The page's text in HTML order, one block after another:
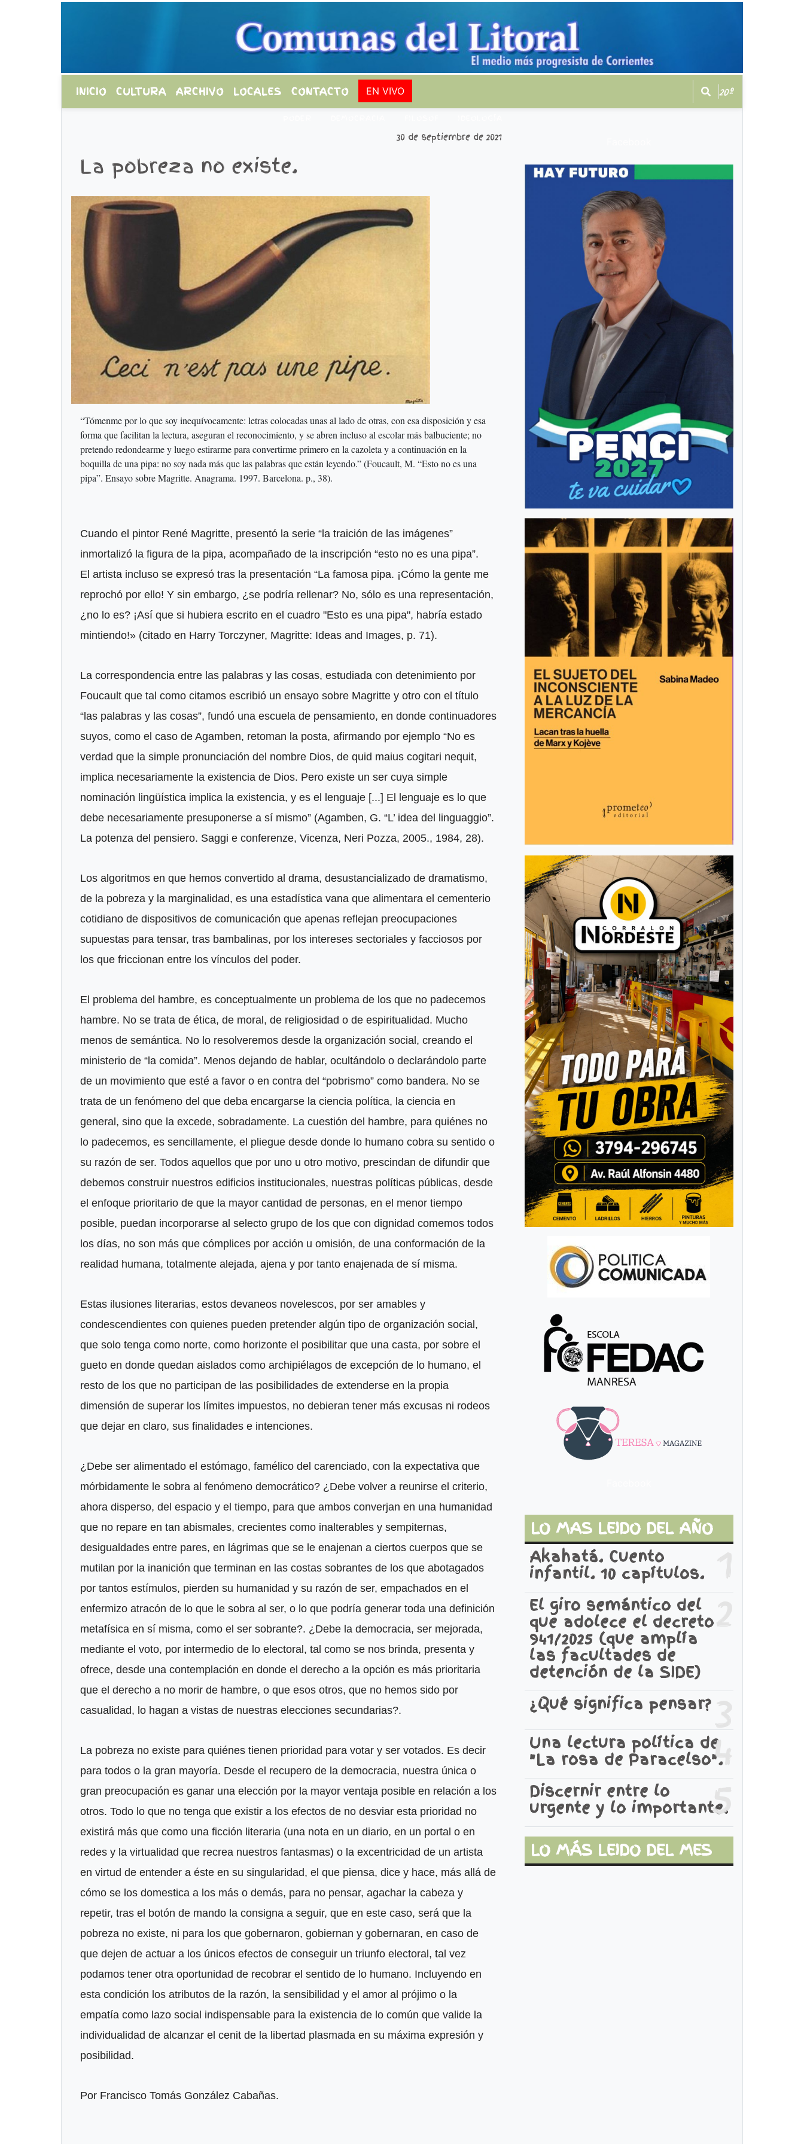
INICIO CULTURA ARCHIVO LOCALES CONTACTO EN VIVO 20º
30 de septiembre de 2021
La pobreza no existe.
“Tómenme por lo que soy inequívocamente: letras colocadas unas al lado de otras, con esa disposición y esa
forma que facilitan la lectura, aseguran el reconocimiento, y se abren incluso al escolar más balbuciente; no
pretendo redondearme y luego estirarme para convertirme primero en la cazoleta y a continuación en la
boquilla de una pipa: no soy nada más que las palabras que están leyendo.” (Foucault, M. “Esto no es una
pipa”. Ensayo sobre Magritte. Anagrama. 1997. Barcelona. p., 38).
Cuando el pintor René Magritte, presentó la serie “la traición de las imágenes”
inmortalizó la figura de la pipa, acompañado de la inscripción “esto no es una pipa”.
El artista incluso se expresó tras la presentación “La famosa pipa. ¡Cómo la gente me
reprochó por ello! Y sin embargo, ¿se podría rellenar? No, sólo es una representación,
¿no lo es? ¡Así que si hubiera escrito en el cuadro "Esto es una pipa", habría estado
mintiendo!» (citado en Harry Torczyner, Magritte: Ideas and Images, p. 71).
La correspondencia entre las palabras y las cosas, estudiada con detenimiento por
Foucault que tal como citamos escribió un ensayo sobre Magritte y otro con el título
“las palabras y las cosas”, fundó una escuela de pensamiento, en donde continuadores
suyos, como el caso de Agamben, retoman la posta, afirmando por ejemplo “No es
verdad que la simple pronunciación del nombre Dios, de quid maius cogitari nequit,
implica necesariamente la existencia de Dios. Pero existe un ser cuya simple
nominación lingüística implica la existencia, y es el lenguaje [...] El lenguaje es lo que
debe necesariamente presuponerse a sí mismo” (Agamben, G. “L’ idea del linguaggio”.
La potenza del pensiero. Saggi e conferenze, Vicenza, Neri Pozza, 2005., 1984, 28).
Los algoritmos en que hemos convertido al drama, desustancializado de dramatismo,
de la pobreza y la marginalidad, es una estadística vana que alimentara el cementerio
cotidiano de dispositivos de comunicación que apenas reflejan preocupaciones
supuestas para tensar, tras bambalinas, por los intereses sectoriales y facciosos por
los que friccionan entre los vínculos del poder.
El problema del hambre, es conceptualmente un problema de los que no padecemos
hambre. No se trata de ética, de moral, de religiosidad o de espiritualidad. Mucho
menos de semántica. No lo resolveremos desde la organización social, creando el
ministerio de “la comida”. Menos dejando de hablar, ocultándolo o declarándolo parte
de un movimiento que esté a favor o en contra del “pobrismo” como bandera. No se
trata de un fenómeno del que deba encargarse la ciencia política, la ciencia en
general, sino que la excede, sobradamente. La cuestión del hambre, para quiénes no
lo padecemos, es sencillamente, el pliegue desde donde lo humano cobra su sentido o
su razón de ser. Todos aquellos que por uno u otro motivo, prescindan de difundir que
debemos construir nuestros edificios institucionales, nuestras políticas públicas, desde
el enfoque prioritario de que la mayor cantidad de personas, en el menor tiempo
posible, puedan incorporarse al selecto grupo de los que con dignidad comemos todos
los días, no son más que cómplices por acción u omisión, de una conformación de la
realidad humana, totalmente alejada, ajena y por tanto enajenada de sí misma.
Estas ilusiones literarias, estos devaneos novelescos, por ser amables y
condescendientes con quienes pueden pretender algún tipo de organización social,
que solo tenga como norte, como horizonte el posibilitar que una casta, por sobre el
gueto en donde quedan aislados como archipiélagos de excepción de lo humano, el
resto de los que no participan de las posibilidades de extenderse en la propia
dimensión de superar los límites impuestos, no debieran tener más excusas ni rodeos
que dejar en claro, sus finalidades e intenciones.
¿Debe ser alimentado el estómago, famélico del carenciado, con la expectativa que
mórbidamente le sobra al fenómeno democrático? ¿Debe volver a reunirse el criterio,
ahora disperso, del espacio y el tiempo, para que ambos converjan en una humanidad
que no repare en tan abismales, crecientes como inalterables y sempiternas,
desigualdades entre pares, en lágrimas que se le enajenan a ciertos cuerpos que se
mutilan por la inanición que terminan en las costas sobrantes de los que abotagados
por tantos estímulos, pierden su humanidad y su razón de ser, empachados en el
enfermizo atracón de lo que le sobra al ser, o lo que podría generar toda una definición
metafísica en sí misma, como el ser sobrante?. ¿Debe la democracia, ser mejorada,
mediante el voto, por intermedio de lo electoral, tal como se nos brinda, presenta y
ofrece, desde una contemplación en donde el derecho a la opción es más prioritaria
que el derecho a no morir de hambre, o que esos otros, que no hemos sido por
casualidad, lo hagan a vistas de nuestras elecciones secundarias?.
La pobreza no existe para quiénes tienen prioridad para votar y ser votados. Es decir
para todos o la gran mayoría. Desde el recupero de la democracia, nuestra única o
gran preocupación es ganar una elección por la mayor ventaja posible en relación a los
otros. Todo lo que no tenga que existir a los efectos de no desviar esta prioridad no
existirá más que como una ficción literaria (una nota en un diario, en un portal o en
redes y la virtualidad que recrea nuestros fantasmas) o la excentricidad de un artista
en virtud de entender a éste en su singularidad, el que piensa, dice y hace, más allá de
cómo se los domestica a los más o demás, para no pensar, agachar la cabeza y
repetir, tras el botón de mando la consigna a seguir, que en este caso, será que la
pobreza no existe, ni para los que gobernaron, gobiernan y gobernaran, en caso de
que dejen de actuar a los únicos efectos de conseguir un triunfo electoral, tal vez
podamos tener otra oportunidad de recobrar el sentido de lo humano. Incluyendo en
esta condición los atributos de la razón, la sensibilidad y el amor al prójimo o la
empatía como lazo social indispensable para la existencia de lo común que valide la
individualidad de alcanzar el cenit de la libertad plasmada en su máxima expresión y
posibilidad.
Por Francisco Tomás González Cabañas.
LO MAS LEIDO DEL AÑO
1
Akahatá. Cuento
infantil. 10 capítulos.
2
El giro semántico del
que adolece el decreto
941/2025 (que amplía
las facultades de
detención de la SIDE)
3
¿Qué significa pensar?
4
Una lectura política de
"La rosa de Paracelso".
5
Discernir entre lo
urgente y lo importante.
LO MÁS LEIDO DEL MES